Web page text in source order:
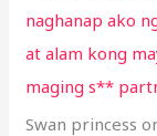
naghanap ako
at alam kong
maging s**
Swan princess